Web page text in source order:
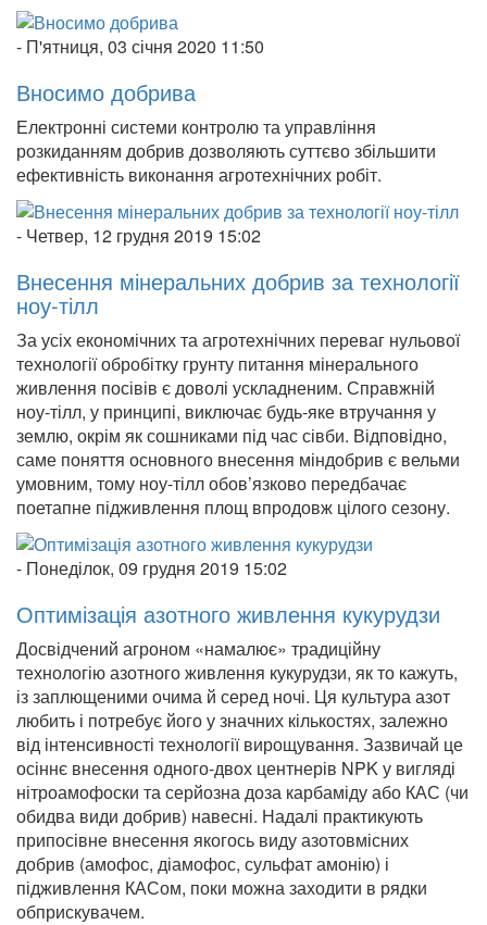
- П'ятниця, 03 січня 2020 11:50
Вносимо добрива
Електронні системи контролю та управління
розкиданням добрив дозволяють суттєво збільшити
ефективність виконання агротехнічних робіт.
- Четвер, 12 грудня 2019 15:02
Внесення мінеральних добрив за технології
ноу-тілл
За усіх економічних та агротехнічних переваг нульової
технології обробітку грунту питання мінерального
живлення посівів є доволі ускладненим. Справжній
ноу-тілл, у принципі, виключає будь-яке втручання у
землю, окрім як сошниками під час сівби. Відповідно,
саме поняття основного внесення міндобрив є вельми
умовним, тому ноу-тілл обов’язково передбачає
поетапне підживлення площ впродовж цілого сезону.
- Понеділок, 09 грудня 2019 15:02
Оптимізація азотного живлення кукурудзи
Досвідчений агроном «намалює» традиційну
технологію азотного живлення кукурудзи, як то кажуть,
із заплющеними очима й серед ночі. Ця культура азот
любить і потребує його у значних кількостях, залежно
від інтенсивності технології вирощування. Зазвичай це
осіннє внесення одного-двох центнерів NPK у вигляді
нітроамофоски та серйозна доза карбаміду або КАС (чи
обидва види добрив) навесні. Надалі практикують
припосівне внесення якогось виду азотовмісних
добрив (амофос, діамофос, сульфат амонію) і
підживлення КАСом, поки можна заходити в рядки
обприскувачем.